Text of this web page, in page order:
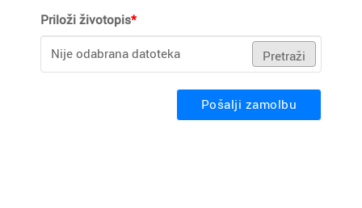
Priloži životopis*
Nije odabrana datoteka
Pretraži
Pošalji zamolbu